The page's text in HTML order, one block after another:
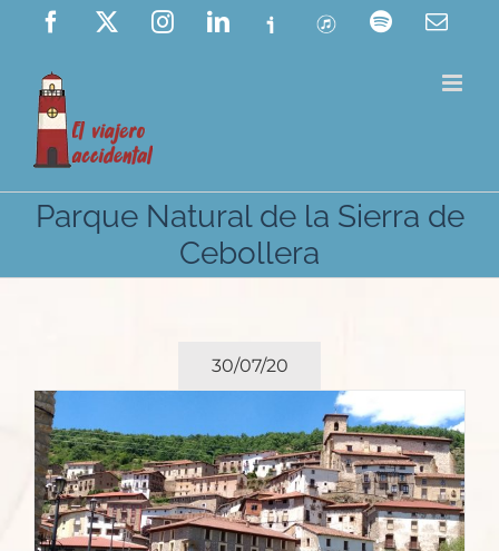
Saltar
contenido
Facebook InstagramLinkedIn
Ivoox ITunes Spotify
Parque Natural de la Sierra de
Cebollera
30/07/20